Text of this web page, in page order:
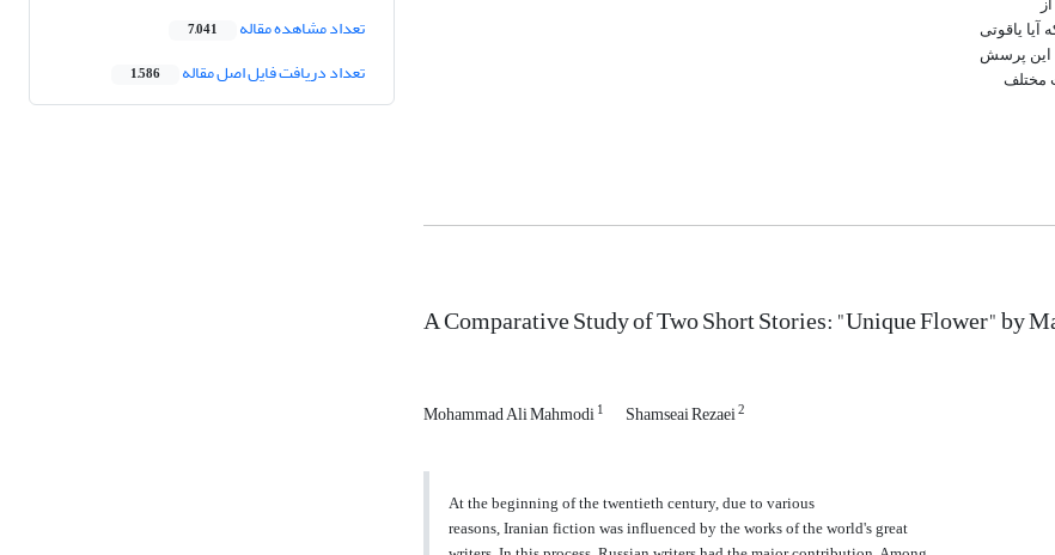
یاقوتی
این پرسش
مختلف
A Comparative Study of Two Short Stories: "Unique Flower" by
Mohammad Ali Mahmodi1 Shamseai Rezaei2
At the beginning of the twentieth century, due to various
reasons, Iranian fiction was influenced by the works of the world's great
تعداد مشاهده مقاله 7,041
تعداد دریافت فایل اصل مقاله 1,586